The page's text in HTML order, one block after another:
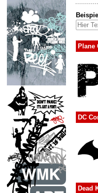
Plane
DC
Dead